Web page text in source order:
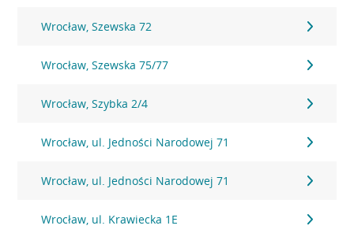
Wrocław, Szewska 72
Wrocław, Szewska 75/77
Wrocław, Szybka 2/4
Wrocław, ul. Jedności Narodowej 71
Wrocław, ul. Jedności Narodowej 71
Wrocław, ul. Krawiecka 1E